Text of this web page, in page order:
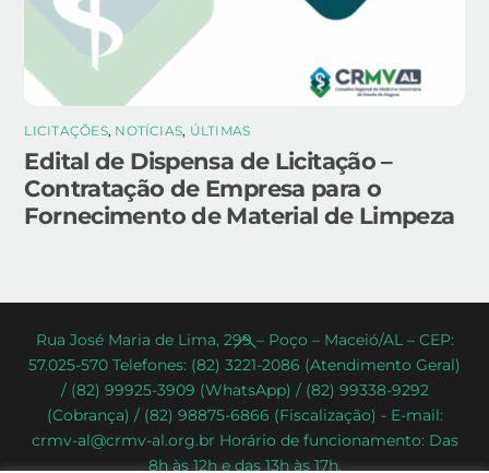
LICITAÇÕES, NOTÍCIAS, ÚLTIMAS
Edital de Dispensa de Licitação –
Contratação de Empresa para o
Fornecimento de Material de Limpeza
Back
To
Top
Rua José Maria de Lima, 299 – Poço – Maceió/AL – CEP:
57.025-570 Telefones: (82) 3221-2086 (Atendimento Geral)
/ (82) 99925-3909 (WhatsApp) / (82) 99338-9292
(Cobrança) / (82) 98875-6866 (Fiscalização) - E-mail:
crmv-al@crmv-al.org.br Horário de funcionamento: Das
8h às 12h e das 13h às 17h.